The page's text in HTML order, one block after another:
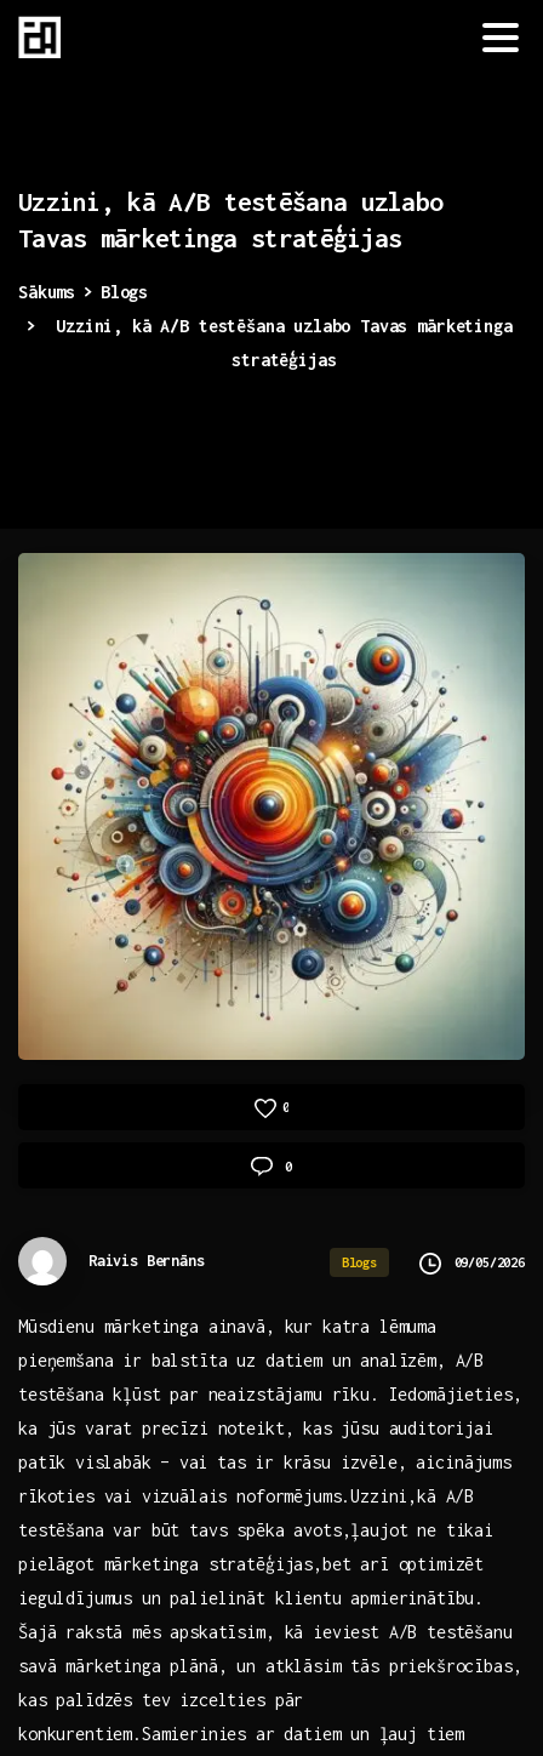
Uzzini, kā A/B testēšana uzlabo
Tavas mārketinga stratēģijas
Sākums
Blogs
Uzzini, kā A/B testēšana uzlabo Tavas mārketinga
stratēģijas
0
0
Raivis Bernāns Blogs 09/05/2026
Mūsdienu ​mārketinga ainavā, kur katra lēmuma⁣
pieņemšana ir​ balstīta uz datiem un analīzēm, ‍A/B
testēšana kļūst par⁤ neaizstājamu rīku. Iedomājieties,
ka jūs varat precīzi noteikt, ⁤kas jūsu auditorijai
patīk⁣ vislabāk⁣ – ⁢vai⁤ tas ⁢ir krāsu izvēle, aicinājums
rīkoties vai⁢ vizuālais noformējums.Uzzini,kā A/B
testēšana var būt tavs​ spēka avots,ļaujot ‍ne tikai
pielāgot mārketinga stratēģijas,bet‍ arī​ optimizēt
ieguldījumus​ un‍ palielināt ‌klientu apmierinātību.
Šajā rakstā mēs apskatīsim, kā ieviest A/B testēšanu
savā mārketinga plānā, un atklāsim tās ​priekšrocības,‌
kas palīdzēs tev izcelties pār⁤
konkurentiem.Samierinies ⁢ar datiem un ⁢ļauj tiem